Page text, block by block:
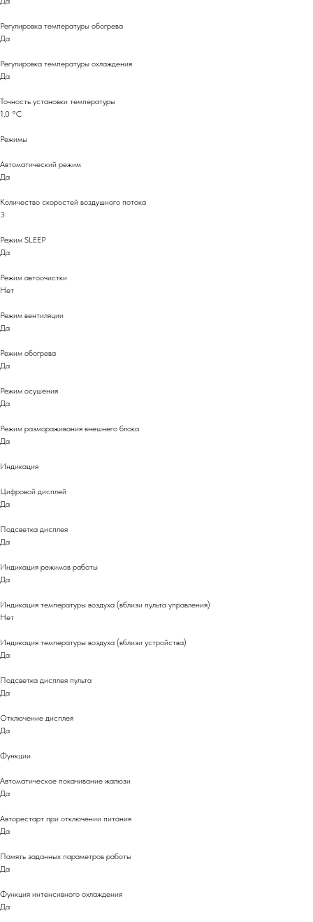
Регулировка температуры обогрева
Да
Регулировка температуры охлаждения
Да
Точность установки температуры
1,0 °С
Режимы
Автоматический режим
Да
Количество скоростей воздушного потока
3
Режим SLEEP
Да
Режим автоочистки
Нет
Режим вентиляции
Да
Режим обогрева
Да
Режим осушения
Да
Режим размораживания внешнего блока
Да
Индикация
Цифровой дисплей
Да
Подсветка дисплея
Да
Индикация режимов работы
Да
Индикация температуры воздуха (вблизи пульта управления)
Нет
Индикация температуры воздуха (вблизи устройства)
Да
Подсветка дисплея пульта
Да
Отключение дисплея
Да
Функции
Автоматическое покачивание жалюзи
Да
Авторестарт при отключении питания
Да
Память заданных параметров работы
Да
Функция интенсивного охлаждения
Да